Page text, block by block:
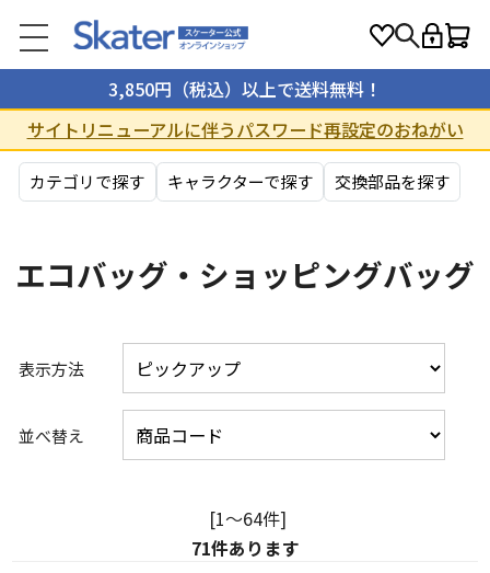
3,850円（税込）以上で送料無料！
サイトリニューアルに伴うパスワード再設定のおねがい
カテゴリで探す キャラクターで探す 交換部品を探す
エコバッグ・ショッピングバッグ
表示方法
並べ替え
[1～64件]
71件あります